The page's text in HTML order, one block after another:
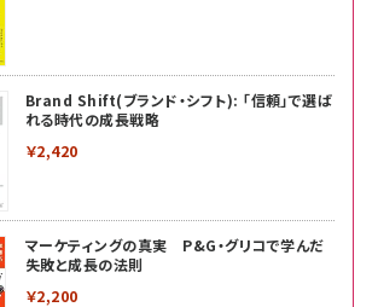
Brand Shift(ブランド・シフト): 「信頼」で選ば
れる時代の成長戦略
￥2,420
マーケティングの真実 P&G・グリコで学んだ
失敗と成長の法則
￥2,200